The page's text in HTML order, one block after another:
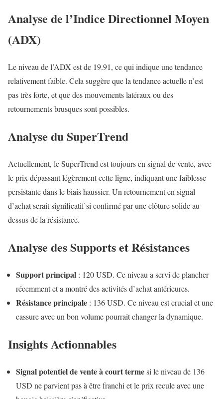
Analyse de l’Indice Directionnel Moyen
(ADX)
Le niveau de l’ADX est de 19.91, ce qui indique une tendance
relativement faible. Cela suggère que la tendance actuelle n’est
pas très forte, et que des mouvements latéraux ou des
retournements brusques sont possibles.
Analyse du SuperTrend
Actuellement, le SuperTrend est toujours en signal de vente, avec
le prix dépassant légèrement cette ligne, indiquant une faiblesse
persistante dans le biais haussier. Un retournement en signal
d’achat serait significatif si confirmé par une clôture solide au-
dessus de la résistance.
Analyse des Supports et Résistances
Support principal : 120 USD. Ce niveau a servi de plancher
récemment et a montré des activités d’achat antérieures.
Résistance principale : 136 USD. Ce niveau est crucial et une
cassure avec un bon volume pourrait changer la dynamique.
Insights Actionnables
Signal potentiel de vente à court termesi le niveau de 136
USD ne parvient pas à être franchi et le prix recule avec une